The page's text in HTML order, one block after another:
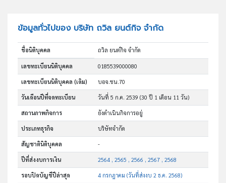
ข้อมูลทั่วไปของ บริษัท ถวิล ยนต์กิจ จำกัด
ชื่อนิติบุคคล ถวิล ยนต์กิจ จำกัด
เลขทะเบียนนิติบุคคล 0185539000080
เลขทะเบียนนิติบุคคล (เดิม) บอจ.ชน.70
วันเดือนปีที่จดทะเบียน วันที่ 5 ก.ค. 2539(30 ปี 1 เดือน 11 วัน)
สถานภาพกิจการ ยังดำเนินกิจการอยู่
ประเภทธุรกิจ บริษัทจำกัด
สัญชาตินิติบุคคล -
ปีที่ส่งงบการเงิน 2564 , 2565 , 2566 , 2567 , 2568
รอบปิดบัญชีปีล่าสุด 4 กรกฎาคม (วันที่ส่งงบ 2 ธ.ค. 2568)